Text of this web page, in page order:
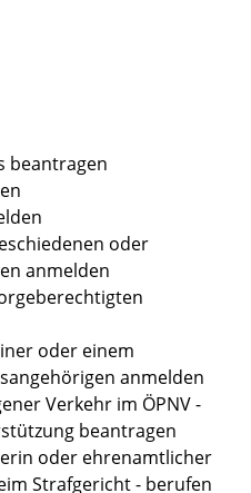
beantragen
oder
anmelden
oder einem
anmelden
Verkehr im ÖPNV -
beantragen
oder ehrenamtlicher
Strafgericht - berufen